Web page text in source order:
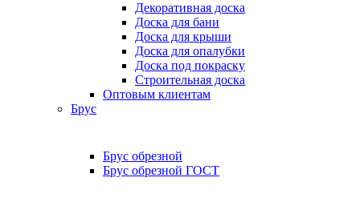
Декоративная доска
Доска для бани
Доска для крыши
Доска для опалубки
Доска под покраску
Строительная доска
Оптовым клиентам
Брус
Брус обрезной
Брус обрезной ГОСТ